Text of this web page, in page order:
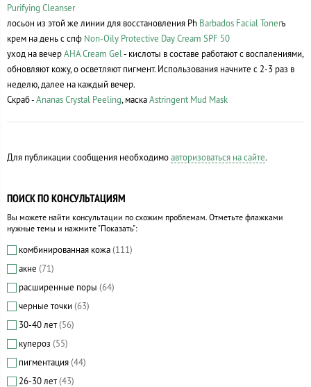
Purifying Cleanser
лосьон из этой же линии для восстановления Ph Barbados Facial Tonerъ
крем на день с спф Non-Oily Protective Day Cream SPF 50
уход на вечер AHA Cream Gel - кислоты в составе работают с воспалениями,
обновляют кожу, о осветляют пигмент. Использования начните с 2-3 раз в
неделю, далее на каждый вечер.
Скраб - Ananas Crystal Peeling, маска Astringent Mud Mask
Для публикации сообщения необходимо авторизоваться на сайте.
ПОИСК ПО КОНСУЛЬТАЦИЯМ
Вы можете найти консультации по схожим проблемам. Отметьте флажками
нужные темы и нажмите "Показать":
комбинированная кожа (111)
акне (71)
расширенные поры (64)
черные точки (63)
30-40 лет(56)
купероз (55)
пигментация (44)
26-30 лет(43)